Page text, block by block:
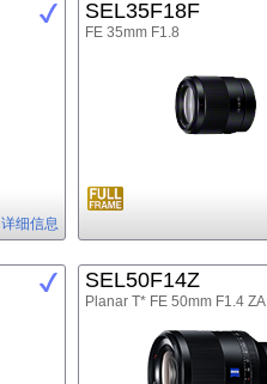
详细信息
SEL35F18F
FE 35mm F1.8
SEL50F14Z
Planar T* FE 50mm F1.4 ZA